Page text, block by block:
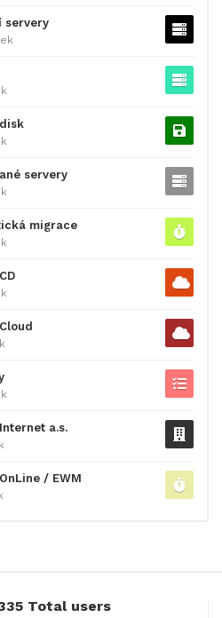
servery
servery
migrace
a.s.
/ EWM
Total users